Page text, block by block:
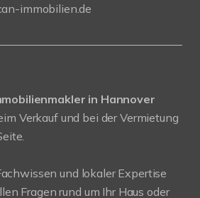
immobilien.de
in Hannover
Verkauf und bei der Vermietung
und lokaler Expertise
Fragen rund um Ihr Haus oder